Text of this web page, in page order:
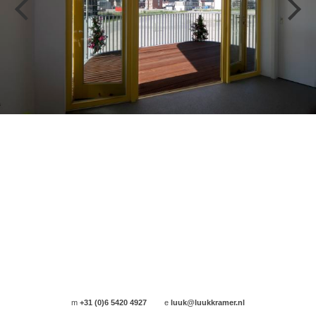
m+31 (0)6 5420 4927 e luuk@luukkramer.nl